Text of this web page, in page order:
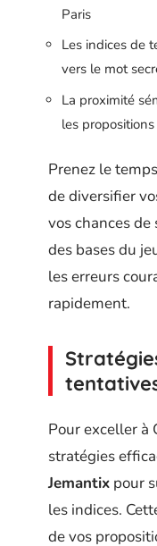
Paris
Les indices de
vers le mot
La proximité
les propositions
Prenez le
de diversifier
vos chances de
des bases du
les erreurs
rapidement.
Pour exceller à
stratégies
Jemantix pour
les indices.
de vos